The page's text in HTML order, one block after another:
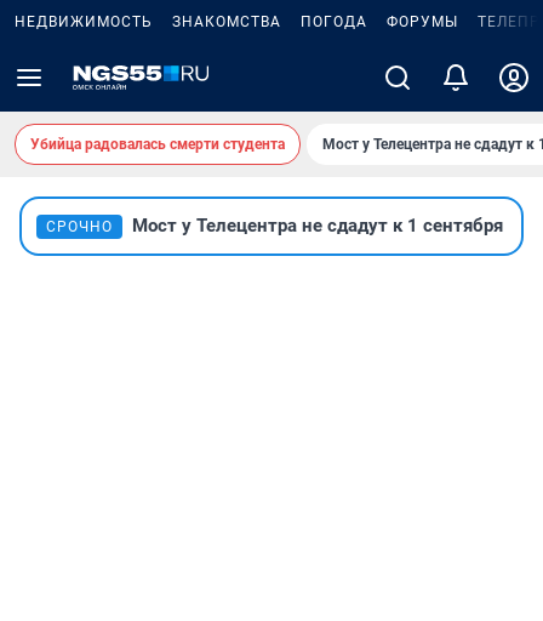
НЕДВИЖИМОСТЬ ЗНАКОМСТВА ПОГОДА ФОРУМЫ
Убийца радовалась смерти студента Мост у Телецентра не сдадут к
СРОЧНО Мост у Телецентра не сдадут к 1 сентября